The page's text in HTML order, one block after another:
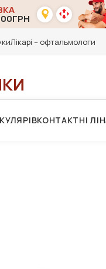
Лікарі – офтальмологи
КОНТАКТНІ